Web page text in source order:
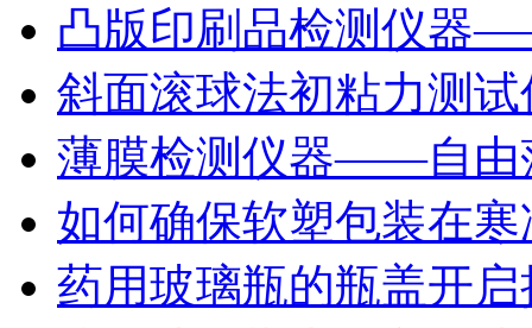
凸版印刷品检测仪器
斜面滚球法初粘力测
薄膜检测仪器——自由
如何确保软塑包装在
药用玻璃瓶的瓶盖开